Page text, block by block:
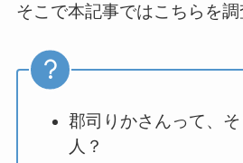
そこで本記事ではこちらを調
郡司りかさんって、
人？